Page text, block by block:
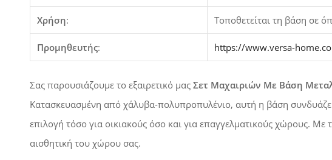
Χρήση: Τοποθετείται τη βάση σε
Προμηθευτής: https://www.versa-
Σας παρουσιάζουμε το εξαιρετικό μας Σετ Μαχαιριών Με Βάση
Κατασκευασμένη από χάλυβα-πολυπροπυλένιο, αυτή η βάση
επιλογή τόσο για οικιακούς όσο και για επαγγελματικούς χώρους.
αισθητική του χώρου σας.